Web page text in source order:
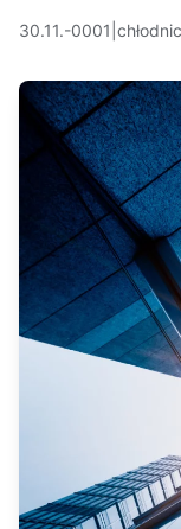
30.11.-0001